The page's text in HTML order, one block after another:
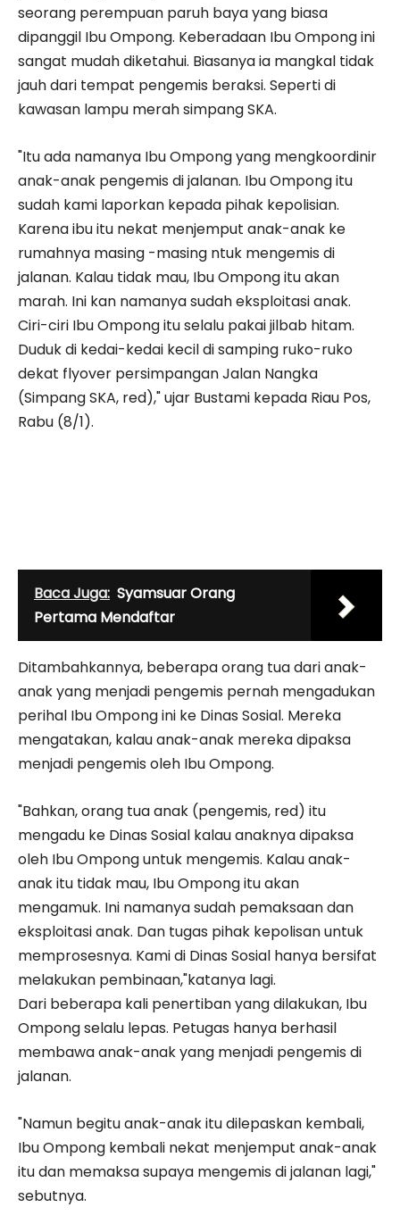
seorang perempuan paruh baya yang biasa
dipanggil Ibu Ompong. Keberadaan Ibu Ompong ini
sangat mudah diketahui. Biasanya ia mangkal tidak
jauh dari tempat pengemis beraksi. Seperti di
kawasan lampu merah simpang SKA.
"Itu ada namanya Ibu Ompong yang mengkoordinir
anak-anak pengemis di jalanan. Ibu Ompong itu
sudah kami laporkan kepada pihak kepolisian.
Karena ibu itu nekat menjemput anak-anak ke
rumahnya masing -masing ntuk mengemis di
jalanan. Kalau tidak mau, Ibu Ompong itu akan
marah. Ini kan namanya sudah eksploitasi anak.
Ciri-ciri Ibu Ompong itu selalu pakai jilbab hitam.
Duduk di kedai-kedai kecil di samping ruko-ruko
dekat flyover persimpangan Jalan Nangka
(Simpang SKA, red)," ujar Bustami kepada Riau Pos,
Rabu (8/1).
Baca Juga: Syamsuar Orang
Pertama Mendaftar
Ditambahkannya, beberapa orang tua dari anak-
anak yang menjadi pengemis pernah mengadukan
perihal Ibu Ompong ini ke Dinas Sosial. Mereka
mengatakan, kalau anak-anak mereka dipaksa
menjadi pengemis oleh Ibu Ompong.
"Bahkan, orang tua anak (pengemis, red) itu
mengadu ke Dinas Sosial kalau anaknya dipaksa
oleh Ibu Ompong untuk mengemis. Kalau anak-
anak itu tidak mau, Ibu Ompong itu akan
mengamuk. Ini namanya sudah pemaksaan dan
eksploitasi anak. Dan tugas pihak kepolisan untuk
memprosesnya. Kami di Dinas Sosial hanya bersifat
melakukan pembinaan,"katanya lagi.
Dari beberapa kali penertiban yang dilakukan, Ibu
Ompong selalu lepas. Petugas hanya berhasil
membawa anak-anak yang menjadi pengemis di
jalanan.
"Namun begitu anak-anak itu dilepaskan kembali,
Ibu Ompong kembali nekat menjemput anak-anak
itu dan memaksa supaya mengemis di jalanan lagi,"
sebutnya.